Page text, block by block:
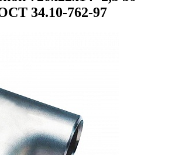
34.10-762-97